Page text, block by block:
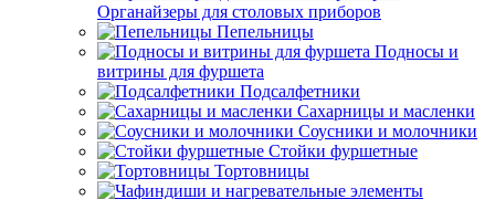
Органайзеры для столовых приборов
Пепельницы
Подносы и
витрины для фуршета
Подсалфетники
Сахарницы и масленки
Соусники и молочники
Стойки фуршетные
Тортовницы